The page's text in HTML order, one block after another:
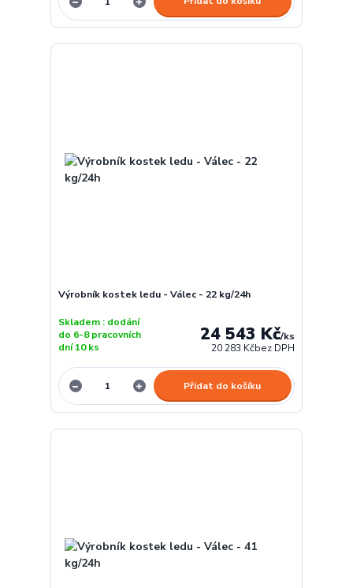
Výrobník kostek ledu - Válec - 22 kg/24h
24 543 Kč/ks
20 283 Kčbez DPH
Skladem : dodání
do 6-8 pracovních
dní 10 ks
Přidat do košíku